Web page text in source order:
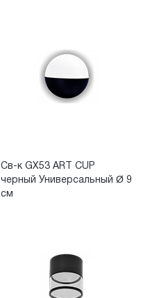
Св-к GX53 ART CUP
черный Универсальный Ø 9
см